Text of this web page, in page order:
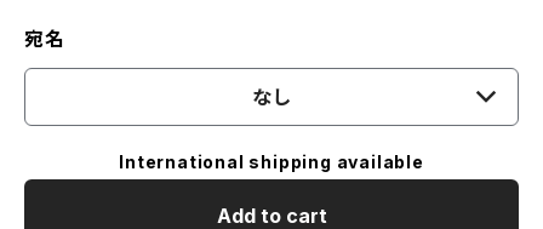
宛名
なし
International shipping available
Add to cart